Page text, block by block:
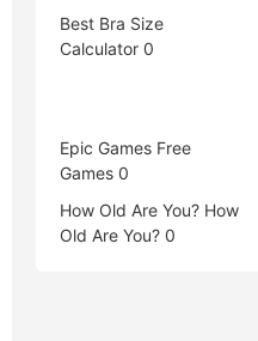
Best Bra Size
Calculator 0
Epic Games Free
Games 0
How Old Are You? How
Old Are You? 0